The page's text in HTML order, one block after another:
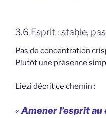
3.6 Esprit : stable,
Pas de concentration
Plutôt une présence
Liezi décrit ce chemin :
«Amener l’esprit